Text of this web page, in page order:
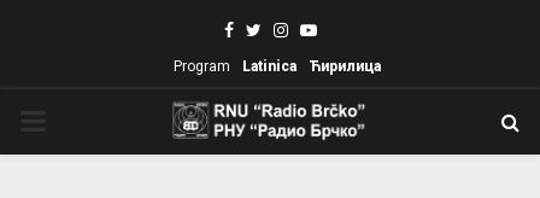
Facebook
TwitterInstagram
Youtube
Program Latinica Ћирилица